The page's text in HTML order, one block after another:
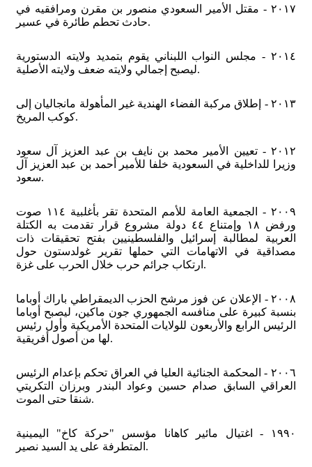
٢٠١٧ - مقتل الأمير السعودي منصور بن مقرن ومرافقيه في
حادث تحطم طائرة في عسير.
٢٠١٤ - مجلس النواب اللبناني يقوم بتمديد ولايته الدستورية
ليصبح إجمالي ولايته ضعف ولايته الأصلية.
٢٠١٣ - إطلاق مركبة الفضاء الهندية غير المأهولة مانجاليان إلى
كوكب المريخ.
٢٠١٢ - تعيين الأمير محمد بن نايف بن عبد العزيز آل سعود
وزيرا للداخلية في السعودية خلفا للأمير أحمد بن عبد العزيز آل
سعود.
٢٠٠٩ - الجمعية العامة للأمم المتحدة تقر بأغلبية ١١٤ صوت
ورفض ١٨ وإمتناع ٤٤ دولة مشروع قرار تقدمت به الكتلة
العربية لمطالبة إسرائيل والفلسطينيين بفتح تحقيقات ذات
مصداقية في الاتهامات التي حملها تقرير غولدستون حول
ارتكاب جرائم حرب خلال الحرب على غزة.
٢٠٠٨ - الإعلان عن فوز مرشح الحزب الديمقراطي باراك أوباما
بنسبة كبيرة على منافسه الجمهوري جون ماكين، ليصبح أوباما
الرئيس الرابع والأربعون للولايات المتحدة الأمريكية وأول رئيس
لها من أصول أفريقية.
٢٠٠٦ - المحكمة الجنائية العليا في العراق تحكم بإعدام الرئيس
العراقي السابق صدام حسين وعواد البندر وبرزان التكريتي
شنقا حتى الموت.
١٩٩٠ - اغتيال مائير كاهانا مؤسس "حركة كاخ" اليمينية
المتطرفة على يد السيد نصير.